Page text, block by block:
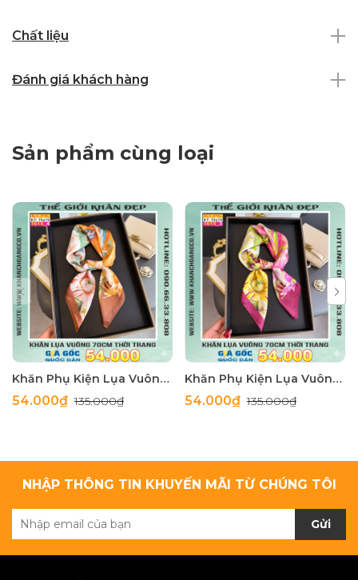
Chất liệu
Đánh giá khách hàng
Sản phẩm cùng loại
Khăn Phụ Kiện Lụa Vuông 70cm - Thế Giới Khăn Đẹp C1062_4
54.000₫135.000₫
Khăn Phụ Kiện Lụa Vuông 70cm - Thế Giới Khăn Đẹp C1062_3
54.000₫135.000₫
NHẬP THÔNG TIN KHUYẾN MÃI TỪ CHÚNG TÔI
Gửi